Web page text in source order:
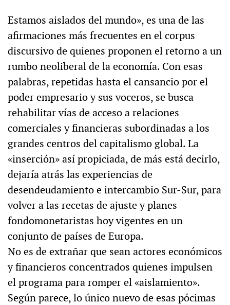
Estamos aislados del mundo», es una de las
afirmaciones más frecuentes en el corpus
discursivo de quienes proponen el retorno a un
rumbo neoliberal de la economía. Con esas
palabras, repetidas hasta el cansancio por el
poder empresario y sus voceros, se busca
rehabilitar vías de acceso a relaciones
comerciales y financieras subordinadas a los
grandes centros del capitalismo global. La
«inserción» así propiciada, de más está decirlo,
dejaría atrás las experiencias de
desendeudamiento e intercambio Sur-Sur, para
volver a las recetas de ajuste y planes
fondomonetaristas hoy vigentes en un
conjunto de países de Europa.
No es de extrañar que sean actores económicos
y financieros concentrados quienes impulsen
el programa para romper el «aislamiento».
Según parece, lo único nuevo de esas pócimas